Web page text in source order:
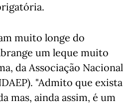
muito longe do
um leque muito
da Associação Nacional
"Admito que exista
mas, ainda assim, é um